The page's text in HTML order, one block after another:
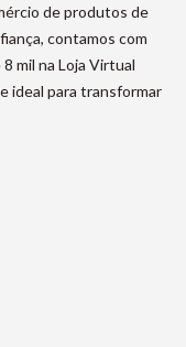
de produtos de
contamos com
mil na Loja Virtual
ideal para transformar